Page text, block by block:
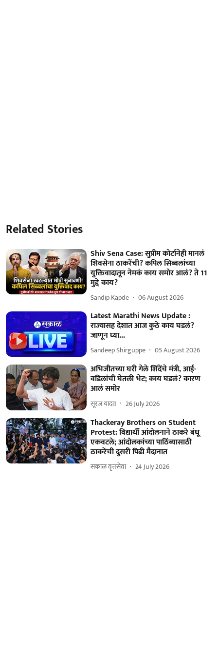
Related Stories
Shiv Sena Case: सुप्रीम कोर्टानेही मानलं
शिवसेना ठाकरेंची? कपिल सिब्बलांच्या
युक्तिवादातून नेमकं काय समोर आलं? ते 11
मुद्दे काय?
Sandip Kapde 06 August 2026
Latest Marathi News Update :
राज्यासह देशात आज कुठे काय घडलं?
जाणून घ्या...
Sandeep Shirguppe 05 August 2026
अभिजीतच्या घरी गेले शिंदेंचे मंत्री, आई-
वडिलांची घेतली भेट; काय घडलं? कारण
आलं समोर
सूरज यादव 26 July 2026
Thackeray Brothers on Student
Protest: विद्यार्थी आंदोलनाने ठाकरे बंधू
एकवटले; आंदोलकांच्या पाठिंब्यासाठी
ठाकरेंची दुसरी पिढी मैदानात
सकाळ वृत्तसेवा 24 July 2026